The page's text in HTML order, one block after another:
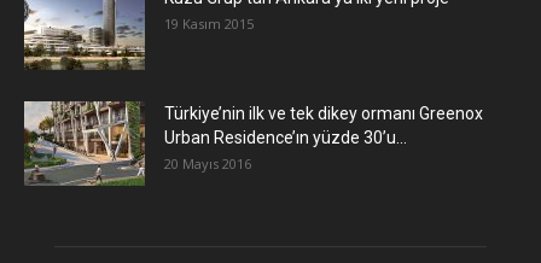
19 Kasım 2015
Türkiye’nin ilk ve tek dikey ormanı Greenox
Urban Residence’ın yüzde 30’u...
20 Mayıs 2016